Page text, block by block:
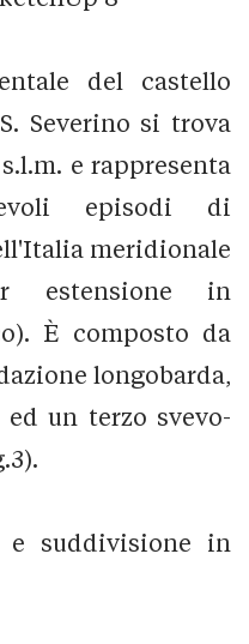
del castello
Severino si trova
e rappresenta
episodi di
meridionale
estensione in
È composto da
longobarda,
un terzo svevo-
e suddivisione in